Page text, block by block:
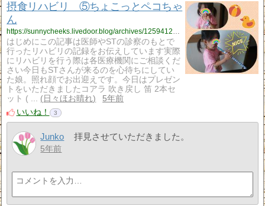
摂食リハビリ ⑤ちょこっとペコちゃ
ん
https://sunnycheeks.livedoor.blog/archives/12594121.html
はじめにこの記事は医師やSTの診察のもとで
行ったリハビリの記録をお伝えしています実際
にリハビリを行う際は各医療機関にご相談くだ
さい今日もSTさんが来るのを心待ちにしてい
た娘。照れ顔でお出迎えです。今日はプレゼン
トをいただきましたコアラ 吹き戻し 笛 2本セ
ット ( ...
日々ほお晴れ
5年前
いいね！
3
Junko 拝見させていただきました。
5年前